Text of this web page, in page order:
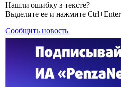
Нашли ошибку в тексте?
Выделите ее и нажмите Ctrl+Enter
Сообщить новость